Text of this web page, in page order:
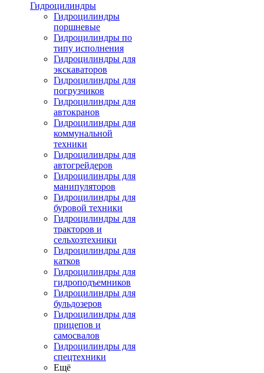
Гидроцилиндры
Гидроцилиндры
поршневые
Гидроцилиндры по
типу исполнения
Гидроцилиндры для
экскаваторов
Гидроцилиндры для
погрузчиков
Гидроцилиндры для
автокранов
Гидроцилиндры для
коммунальной
техники
Гидроцилиндры для
автогрейдеров
Гидроцилиндры для
манипуляторов
Гидроцилиндры для
буровой техники
Гидроцилиндры для
тракторов и
сельхозтехники
Гидроцилиндры для
катков
Гидроцилиндры для
гидроподъемников
Гидроцилиндры для
бульдозеров
Гидроцилиндры для
прицепов и
самосвалов
Гидроцилиндры для
спецтехники
Ещё